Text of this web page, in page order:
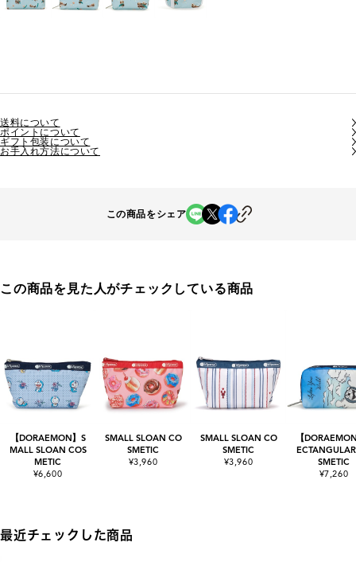
送料について
ポイントについて
ギフト包装について
お手入れ方法について
この商品をシェア
この商品を見た人がチェックしている商品
【DORAEMON】S
MALL SLOAN COS
METIC
¥6,600
SMALL SLOAN CO
SMETIC
¥3,960
SMALL SLOAN CO
SMETIC
¥3,960
【
SMETIC
¥7,260
最近チェックした商品